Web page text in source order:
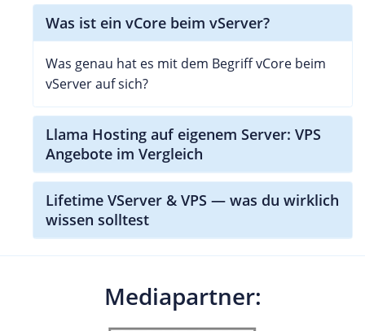
Was ist ein vCore beim vServer?
Was genau hat es mit dem Begriff vCore beim
vServer auf sich?
Llama Hosting auf eigenem Server: VPS
Angebote im Vergleich
Lifetime VServer & VPS — was du wirklich
wissen solltest
Mediapartner: